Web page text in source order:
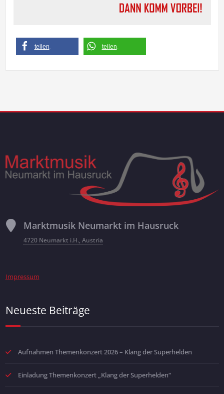
teilen teilen
Marktmusik Neumarkt im Hausruck
4720 Neumarkt i.H., Austria
Impressum
Neueste Beiträge
Aufnahmen Themenkonzert 2026 – Klang der Superhelden
Einladung Themenkonzert „Klang der Superhelden“